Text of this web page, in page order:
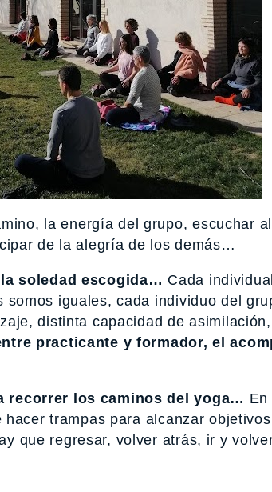
la energía del grupo, escuchar
de la alegría de los demás…
soledad escogida… Cada
iguales, cada individuo del
distinta capacidad de
practicante y formador, el
recorrer los caminos del yoga…
trampas para alcanzar
que regresar, volver atrás, ir y